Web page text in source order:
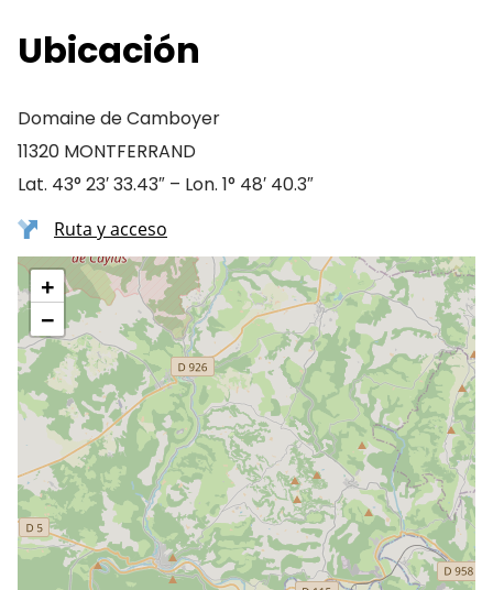
Ubicación
Domaine de Camboyer
11320 MONTFERRAND
Lat. 43° 23′ 33.43″ – Lon. 1° 48′ 40.3″
Ruta y acceso
+
−